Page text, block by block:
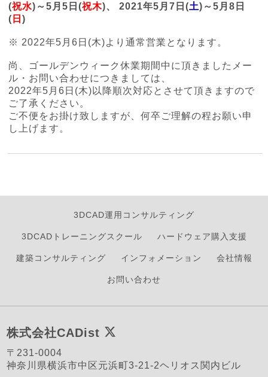
(祝水)～5月5日(祝木)、 2021年5月7日(土)～5月8日
( 日)
※ 2022年5月6日(木)より通常営業となります。
尚、ゴールデンウィーク休業期間中に頂きましたメー
ル・お問い合わせにつきましては、
2022年5月6日(木)以降順次対応とさせて頂きますので
ご了承ください。
ご不便をお掛け致しますが、何卒ご理解の程お願い申
し上げます。
3DCAD運用コンサルティング
3DCADトレーニングスクール ハードウェア購入支援
建築コンサルティング インフォメーション 会社情報
お問い合わせ
株式会社CADist
〒231-0004
神奈川県横浜市中区元浜町3-21-2ヘリオス関内ビル